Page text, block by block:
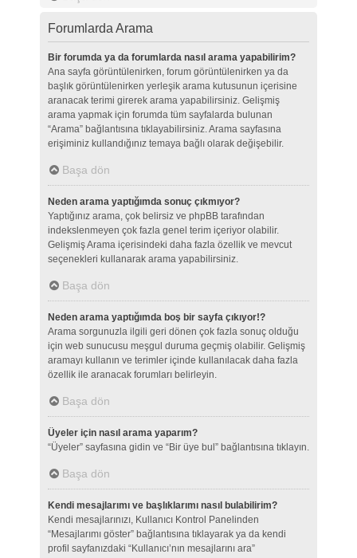
Forumlarda Arama
Bir forumda ya da forumlarda nasıl arama yapabilirim?
Ana sayfa görüntülenirken, forum görüntülenirken ya da
başlık görüntülenirken yerleşik arama kutusunun içerisine
aranacak terimi girerek arama yapabilirsiniz. Gelişmiş
arama yapmak için forumda tüm sayfalarda bulunan
“Arama” bağlantısına tıklayabilirsiniz. Arama sayfasına
erişiminiz kullandığınız temaya bağlı olarak değişebilir.
Başa dön
Neden arama yaptığımda sonuç çıkmıyor?
Yaptığınız arama, çok belirsiz ve phpBB tarafından
indekslenmeyen çok fazla genel terim içeriyor olabilir.
Gelişmiş Arama içerisindeki daha fazla özellik ve mevcut
seçenekleri kullanarak arama yapabilirsiniz.
Başa dön
Neden arama yaptığımda boş bir sayfa çıkıyor!?
Arama sorgunuzla ilgili geri dönen çok fazla sonuç olduğu
için web sunucusu meşgul duruma geçmiş olabilir. Gelişmiş
aramayı kullanın ve terimler içinde kullanılacak daha fazla
özellik ile aranacak forumları belirleyin.
Başa dön
Üyeler için nasıl arama yaparım?
“Üyeler” sayfasına gidin ve “Bir üye bul” bağlantısına tıklayın.
Başa dön
Kendi mesajlarımı ve başlıklarımı nasıl bulabilirim?
Kendi mesajlarınızı, Kullanıcı Kontrol Panelinden
“Mesajlarımı göster” bağlantısına tıklayarak ya da kendi
profil sayfanızdaki “Kullanıcı’nın mesajlarını ara”